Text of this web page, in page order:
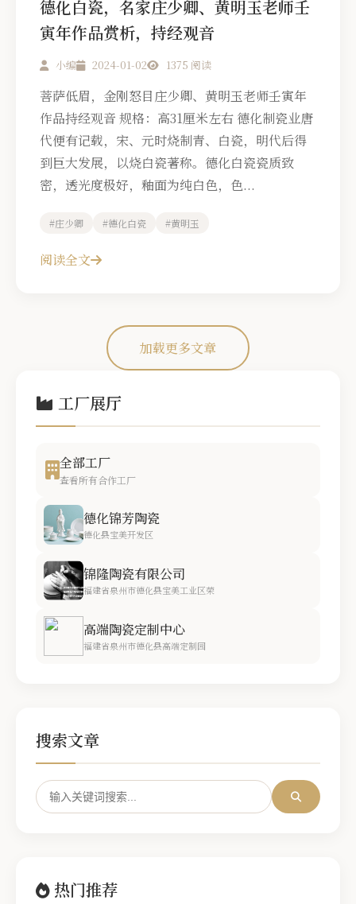
德化白瓷，名家庄少卿、黄明玉老师壬
寅年作品赏析，持经观音
小编 2024-01-02 1375 阅读
菩萨低眉，金刚怒目庄少卿、黄明玉老师壬寅年
作品持经观音 规格：高31厘米左右 德化制瓷业唐
代便有记载，宋、元时烧制青、白瓷，明代后得
到巨大发展，以烧白瓷著称。德化白瓷瓷质致
密，透光度极好，釉面为纯白色，色...
#庄少卿 #德化白瓷 #黄明玉
阅读全文
加载更多文章
工厂展厅
全部工厂
查看所有合作工厂
德化锦芳陶瓷
德化县宝美开发区
锦隆陶瓷有限公司
福建省泉州市德化县宝美工业区荣
高端陶瓷定制中心
福建省泉州市德化县高端定制园
搜索文章
热门推荐